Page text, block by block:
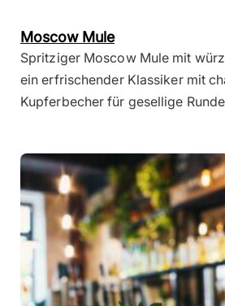
Moscow Mule
Spritziger Moscow Mule mit
ein erfrischender Klassiker mit
Kupferbecher für gesellige